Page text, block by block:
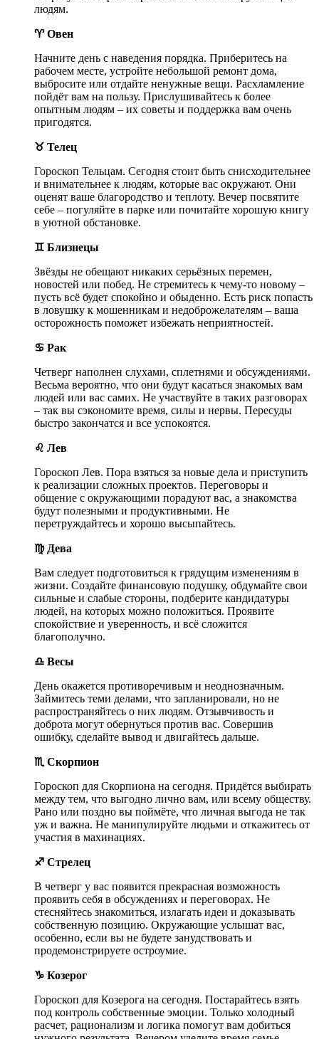
людям.
♈ Овен
Начните день с наведения порядка. Приберитесь на
рабочем месте, устройте небольшой ремонт дома,
выбросите или отдайте ненужные вещи. Расхламление
пойдёт вам на пользу. Прислушивайтесь к более
опытным людям – их советы и поддержка вам очень
пригодятся.
♉ Телец
Гороскоп Тельцам. Сегодня стоит быть снисходительнее
и внимательнее к людям, которые вас окружают. Они
оценят ваше благородство и теплоту. Вечер посвятите
себе – погуляйте в парке или почитайте хорошую книгу
в уютной обстановке.
♊ Близнецы
Звёзды не обещают никаких серьёзных перемен,
новостей или побед. Не стремитесь к чему-то новому –
пусть всё будет спокойно и обыденно. Есть риск попасть
в ловушку к мошенникам и недоброжелателям – ваша
осторожность поможет избежать неприятностей.
♋ Рак
Четверг наполнен слухами, сплетнями и обсуждениями.
Весьма вероятно, что они будут касаться знакомых вам
людей или вас самих. Не участвуйте в таких разговорах
– так вы сэкономите время, силы и нервы. Пересуды
быстро закончатся и все успокоятся.
♌ Лев
Гороскоп Лев. Пора взяться за новые дела и приступить
к реализации сложных проектов. Переговоры и
общение с окружающими порадуют вас, а знакомства
будут полезными и продуктивными. Не
перетруждайтесь и хорошо высыпайтесь.
♍ Дева
Вам следует подготовиться к грядущим изменениям в
жизни. Создайте финансовую подушку, обдумайте свои
сильные и слабые стороны, подберите кандидатуры
людей, на которых можно положиться. Проявите
спокойствие и уверенность, и всё сложится
благополучно.
♎ Весы
День окажется противоречивым и неоднозначным.
Займитесь теми делами, что запланировали, но не
распространяйтесь о них людям. Отзывчивость и
доброта могут обернуться против вас. Совершив
ошибку, сделайте вывод и двигайтесь дальше.
♏ Скорпион
Гороскоп для Скорпиона на сегодня. Придётся выбирать
между тем, что выгодно лично вам, или всему обществу.
Рано или поздно вы поймёте, что личная выгода не так
уж и важна. Не манипулируйте людьми и откажитесь от
участия в махинациях.
♐ Стрелец
В четверг у вас появится прекрасная возможность
проявить себя в обсуждениях и переговорах. Не
стесняйтесь знакомиться, излагать идеи и доказывать
собственную позицию. Окружающие услышат вас,
особенно, если вы не будете занудствовать и
продемонстрируете остроумие.
♑ Козерог
Гороскоп для Козерога на сегодня. Постарайтесь взять
под контроль собственные эмоции. Только холодный
расчет, рационализм и логика помогут вам добиться